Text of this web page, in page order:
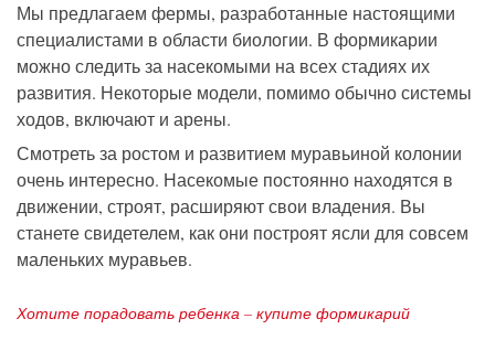
Мы предлагаем фермы, разработанные настоящими
специалистами в области биологии. В формикарии
можно следить за насекомыми на всех стадиях их
развития. Некоторые модели, помимо обычно системы
ходов, включают и арены.
Смотреть за ростом и развитием муравьиной колонии
очень интересно. Насекомые постоянно находятся в
движении, строят, расширяют свои владения. Вы
станете свидетелем, как они построят ясли для совсем
маленьких муравьев.
Хотите порадовать ребенка – купите формикарий